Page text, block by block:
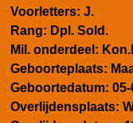
Voorletters: J.
Rang: Dpl. Sold.
Mil. onderdeel:
Geboorteplaats:
Geboortedatum: 05-
Overlijdensplaats: